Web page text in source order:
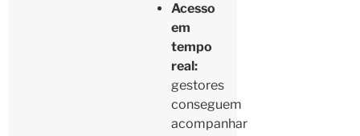
Acesso
em
tempo
real:
gestores
conseguem
acompanhar